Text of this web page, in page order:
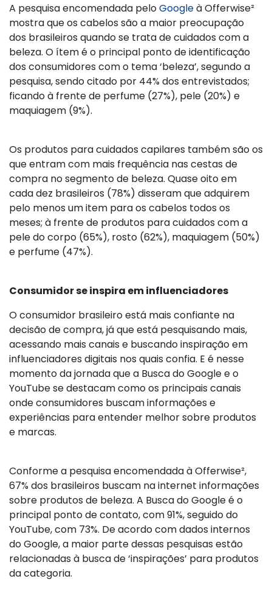
A pesquisa encomendada peloGoogleà Offerwise²
mostra que os cabelos são a maior preocupação
dos brasileiros quando se trata de cuidados com a
beleza. O ítem é o principal ponto de identificação
dos consumidores com o tema ‘beleza’, segundo a
pesquisa, sendo citado por 44% dos entrevistados;
ficando à frente de perfume (27%), pele (20%) e
maquiagem (9%).
Os produtos para cuidados capilares também são os
que entram com mais frequência nas cestas de
compra no segmento de beleza. Quase oito em
cada dez brasileiros (78%) disseram que adquirem
pelo menos um item para os cabelos todos os
meses; à frente de produtos para cuidados com a
pele do corpo (65%), rosto (62%), maquiagem (50%)
e perfume (47%).
Consumidor se inspira em influenciadores
O consumidor brasileiro está mais confiante na
decisão de compra, já que está pesquisando mais,
acessando mais canais e buscando inspiração em
influenciadores digitais nos quais confia. E é nesse
momento da jornada que a Busca do Google e o
YouTube se destacam como os principais canais
onde consumidores buscam informações e
experiências para entender melhor sobre produtos
e marcas.
Conforme a pesquisa encomendada à Offerwise²,
67% dos brasileiros buscam na internet informações
sobre produtos de beleza. A Busca do Google é o
principal ponto de contato, com 91%, seguido do
YouTube, com 73%. De acordo com dados internos
do Google, a maior parte dessas pesquisas estão
relacionadas à busca de ‘inspirações’ para produtos
da categoria.